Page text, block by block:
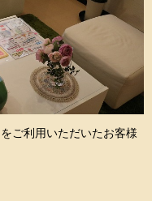
ご利用いただいたお客様